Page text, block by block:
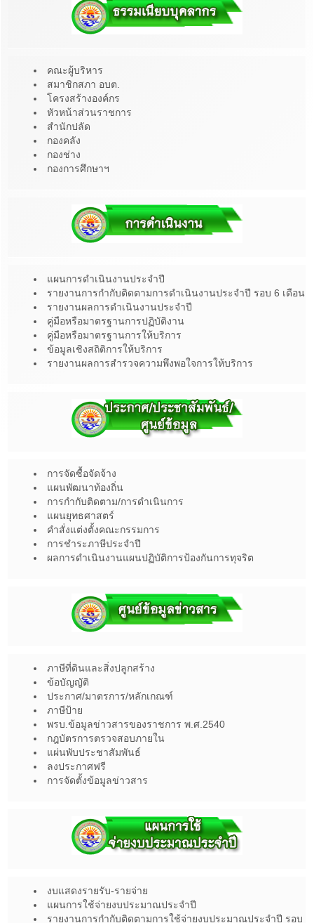
คณะผู้บริหาร
สมาชิกสภา อบต.
โครงสร้างองค์กร
หัวหน้าส่วนราชการ
สำนักปลัด
กองคลัง
กองช่าง
กองการศึกษาฯ
แผนการดำเนินงานประจำปี
รายงานการกำกับติดตามการดำเนินงานประจำปี รอบ 6 เดือน
รายงานผลการดำเนินงานประจำปี
คู่มือหรือมาตรฐานการปฏิบัติงาน
คู่มือหรือมาตรฐานการให้บริการ
ข้อมูลเชิงสถิติการให้บริการ
รายงานผลการสำรวจความพึงพอใจการให้บริการ
การจัดซื้อจัดจ้าง
แผนพัฒนาท้องถิ่น
การกำกับติดตาม/การดำเนินการ
แผนยุทธศาสตร์
คำสั่งแต่งตั้งคณะกรรมการ
การชำระภาษีประจำปี
ผลการดำเนินงานแผนปฏิบัติการป้องกันการทุจริต
ภาษีที่ดินและสิ่งปลูกสร้าง
ข้อบัญญัติ
ประกาศ/มาตรการ/หลักเกณฑ์
ภาษีป้าย
พรบ.ข้อมูลข่าวสารของราชการ พ.ศ.2540
กฎบัตรการตรวจสอบภายใน
แผ่นพับประชาสัมพันธ์
ลงประกาศฟรี
การจัดตั้งข้อมูลข่าวสาร
งบแสดงรายรับ-รายจ่าย
แผนการใช้จ่ายงบประมาณประจำปี
รายงานการกำกับติดตามการใช้จ่ายงบประมาณประจำปี รอบ